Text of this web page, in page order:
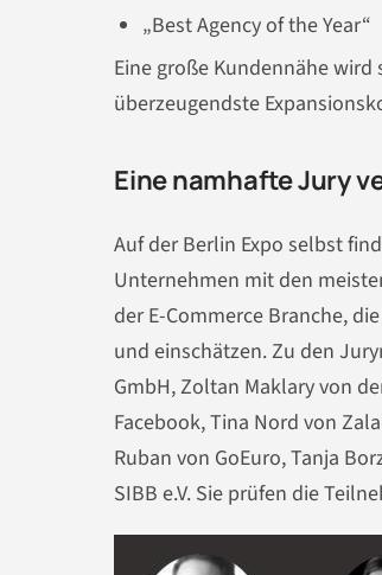
„Best Agency of the Year“
Eine große Kundennähe
überzeugendste
Eine namhafte Jury
Auf der Berlin Expo selbst
Unternehmen mit den
der E-Commerce Branche,
und einschätzen. Zu den
GmbH, Zoltan Maklary von
Facebook, Tina Nord von
Ruban von GoEuro, Tanja
SIBB e.V. Sie prüfen die